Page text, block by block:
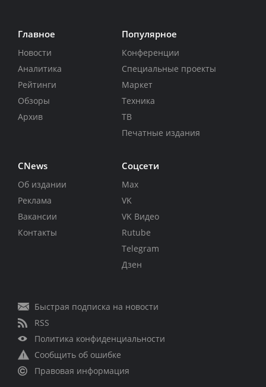
Главное
Новости
Аналитика
Рейтинги
Обзоры
Архив
Популярное
Конференции
Специальные проекты
Маркет
Техника
ТВ
Печатные издания
CNews
Об издании
Реклама
Вакансии
Контакты
Соцсети
Max
VK
VK Видео
Rutube
Telegram
Дзен
Быстрая подписка на новости
RSS
Политика конфиденциальности
Сообщить об ошибке
Правовая информация